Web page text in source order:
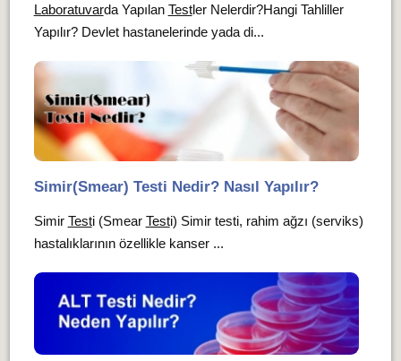
Laboratuvarda Yapılan Testler Nelerdir?Hangi Tahliller
Yapılır? Devlet hastanelerinde yada di...
Simir(Smear) Testi Nedir? Nasıl Yapılır?
Simir Testi (Smear Testi) Simir testi, rahim ağzı (serviks)
hastalıklarının özellikle kanser ...